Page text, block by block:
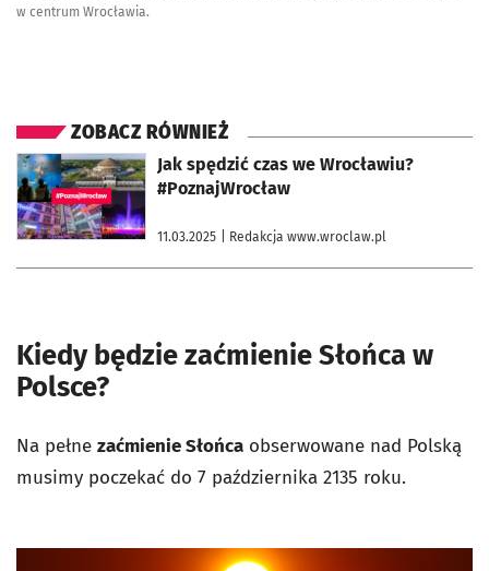
w centrum Wrocławia.
ZOBACZ RÓWNIEŻ
Jak spędzić czas we Wrocławiu?
#PoznajWrocław
11.03.2025 | Redakcja www.wroclaw.pl
otworzy się w nowej karcie
Kiedy będzie zaćmienie Słońca w
Polsce?
Na pełne zaćmienie Słońca obserwowane nad Polską
musimy poczekać do 7 października 2135 roku.